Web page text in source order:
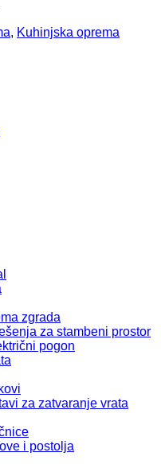
, Kuhinjska oprema
zgrada
za stambeni prostor
pogon
za zatvaranje vrata
i postolja